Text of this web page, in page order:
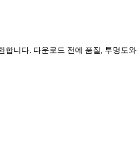
합니다. 다운로드 전에 품질, 투명도